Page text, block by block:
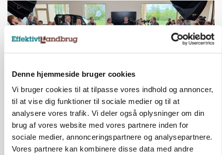
Denne hjemmeside bruger cookies
Vi bruger cookies til at tilpasse vores indhold og annoncer,
til at vise dig funktioner til sociale medier og til at
analysere vores trafik. Vi deler også oplysninger om din
brug af vores website med vores partnere inden for
sociale medier, annonceringspartnere og analysepartnere.
Vores partnere kan kombinere disse data med andre
BUSINESS
Ejer eller medejer? Nyt tv-format udfordrer
landbrugets ejerstruktur